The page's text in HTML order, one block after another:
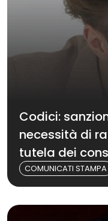
Codici:
necessità di
tutela dei
COMUNICATI STAMPA